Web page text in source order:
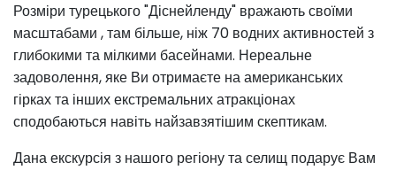
Розміри турецького "Діснейленду" вражають своїми
масштабами , там більше, ніж 70 водних активностей з
глибокими та мілкими басейнами. Нереальне
задоволення, яке Ви отримаєте на американських
гірках та інших екстремальних атракціонах
сподобаються навіть найзавзятішим скептикам.
Дана екскурсія з нашого регіону та селищ подарує Вам